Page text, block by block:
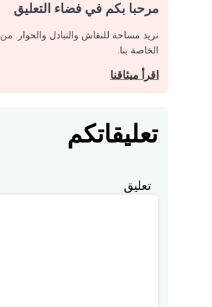
مرحبا بكم في فضاء التعليق
نريد مساحة للنقاش والتبادل والحوار.
الخاصة بنا.
اقرأ ميثاقنا
تعليقاتكم
تعليق